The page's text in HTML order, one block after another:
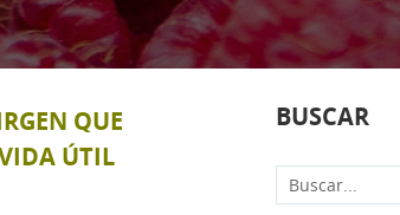
QUE
ÚTIL
BUSCAR
Buscar...